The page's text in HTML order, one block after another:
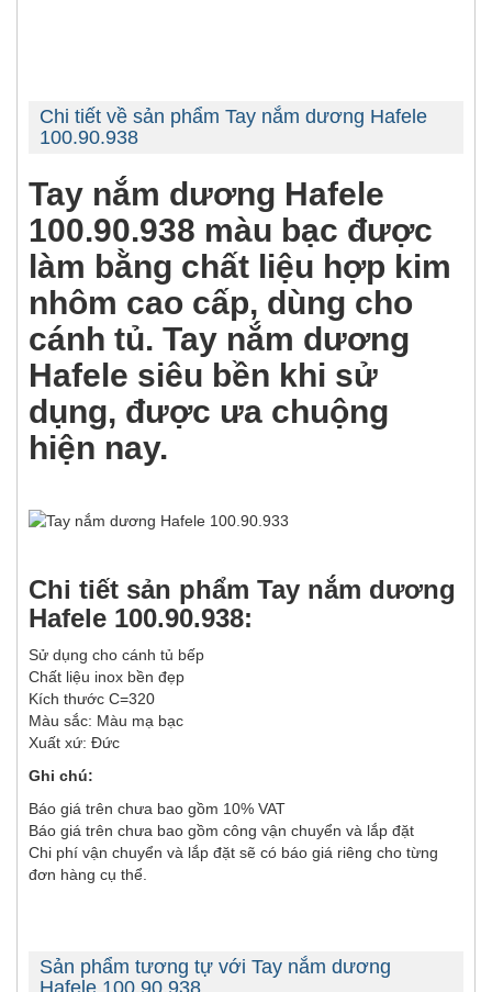
Chi tiết về sản phẩm Tay nắm dương Hafele
100.90.938
Tay nắm dương Hafele
100.90.938 màu bạc được
làm bằng chất liệu hợp kim
nhôm cao cấp, dùng cho
cánh tủ. Tay nắm dương
Hafele siêu bền khi sử
dụng, được ưa chuộng
hiện nay.
Chi tiết sản phẩm Tay nắm dương
Hafele 100.90.938:
Sử dụng cho cánh tủ bếp
Chất liệu inox bền đẹp
Kích thước C=320
Màu sắc: Màu mạ bạc
Xuất xứ: Đức
Ghi chú:
Báo giá trên chưa bao gồm 10% VAT
Báo giá trên chưa bao gồm công vận chuyển và lắp đặt
Chi phí vận chuyển và lắp đặt sẽ có báo giá riêng cho từng
đơn hàng cụ thể.
Sản phẩm tương tự với Tay nắm dương